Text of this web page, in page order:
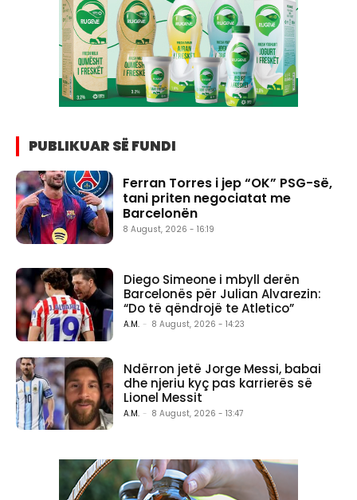
PUBLIKUAR SË FUNDI
Ferran Torres i jep “OK” PSG-së,
tani priten negociatat me
Barcelonën
8 August, 2026 - 16:19
Diego Simeone i mbyll derën
Barcelonës për Julian Alvarezin:
“Do të qëndrojë te Atletico”
A.M. - 8 August, 2026 - 14:23
Ndërron jetë Jorge Messi, babai
dhe njeriu kyç pas karrierës së
Lionel Messit
A.M. - 8 August, 2026 - 13:47